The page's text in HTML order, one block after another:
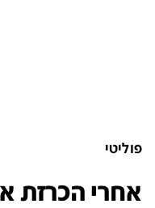
פוליטי
אחרי הכרזת